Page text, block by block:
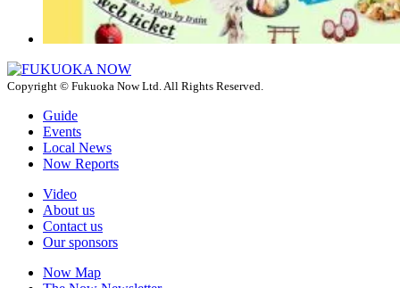
Copyright © Fukuoka Now Ltd. All Rights Reserved.
Guide
Events
Local News
Now Reports
Video
About us
Contact us
Our sponsors
Now Map